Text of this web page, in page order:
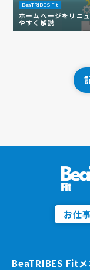
BeaTRIBES Fit
ホームページをリニ
やすく解説
お仕
BeaTRIBES Fitメ